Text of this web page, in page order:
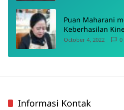
Puan Maharani
Keberhasilan
Tugas Pokoknya
October 4, 2022 0
Informasi Kontak